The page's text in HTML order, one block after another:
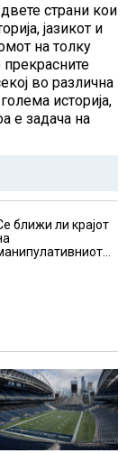
страни кои
јазикот и
на толку
прекрасните
во различна
историја,
е задача на
ближи ли крајот